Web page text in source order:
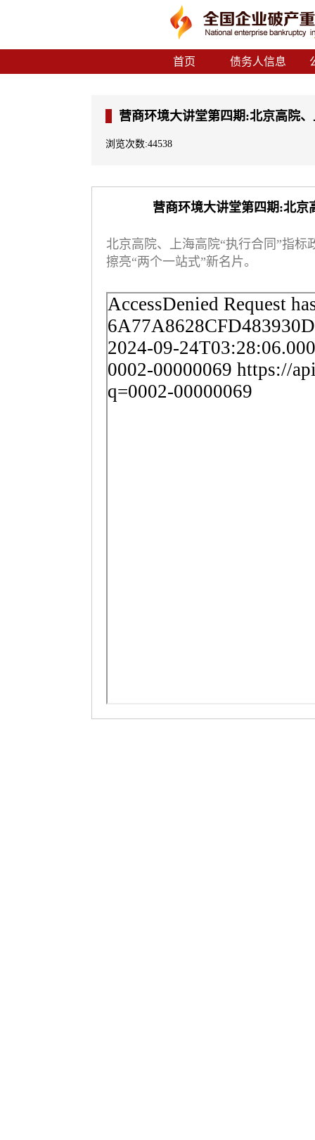
首页 债务人信息
浏览次数:44538
营商环境大讲堂第四期:北京
北京高院、上海高院“执行合同”指
擦亮“两个一站式”新名片。